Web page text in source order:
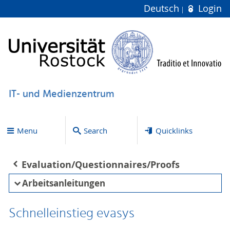
Deutsch Login
IT- und Medienzentrum
Menu Search Quicklinks
Evaluation/Questionnaires/Proofs
Arbeitsanleitungen
Schnelleinstieg evasys